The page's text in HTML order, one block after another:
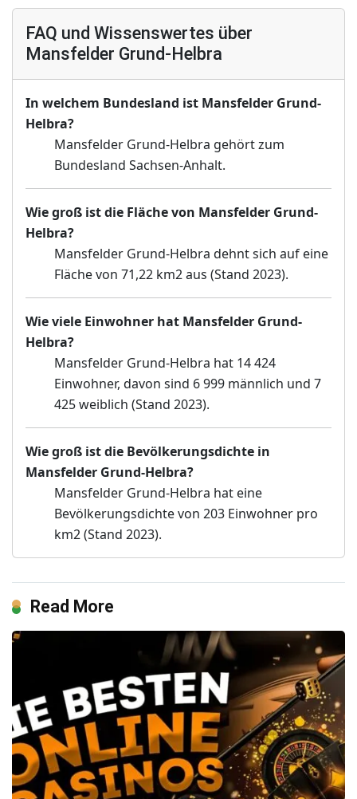
FAQ und Wissenswertes über
Mansfelder Grund-Helbra
In welchem Bundesland ist Mansfelder Grund-
Helbra?
Mansfelder Grund-Helbra gehört zum
Bundesland Sachsen-Anhalt.
Wie groß ist die Fläche von Mansfelder Grund-
Helbra?
Mansfelder Grund-Helbra dehnt sich auf eine
Fläche von 71,22 km2 aus (Stand 2023).
Wie viele Einwohner hat Mansfelder Grund-
Helbra?
Mansfelder Grund-Helbra hat 14 424
Einwohner, davon sind 6 999 männlich und 7
425 weiblich (Stand 2023).
Wie groß ist die Bevölkerungsdichte in
Mansfelder Grund-Helbra?
Mansfelder Grund-Helbra hat eine
Bevölkerungsdichte von 203 Einwohner pro
km2 (Stand 2023).
Read More